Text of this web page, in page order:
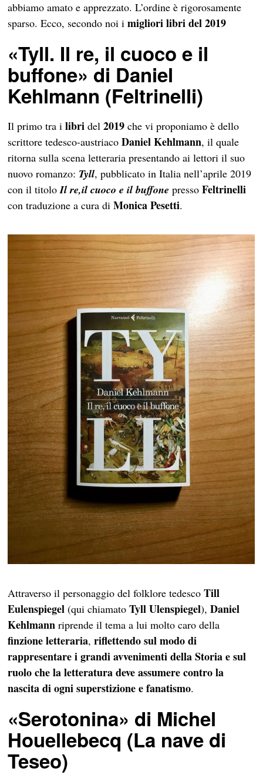
abbiamo amato e apprezzato. L’ordine è rigorosamente
sparso. Ecco, secondo noi imigliori libri del 2019
«Tyll. Il re, il cuoco e il
buffone» di Daniel
Kehlmann (Feltrinelli)
Il primo tra ilibri del2019 che vi proponiamo è dello
scrittore tedesco-austriacoDaniel Kehlmann, il quale
ritorna sulla scena letteraria presentando ai lettori il suo
nuovo romanzo: Tyll, pubblicato in Italia nell’aprile 2019
con il titoloIl re,il cuoco e il buffone pressoFeltrinelli
con traduzione a cura diMonica Pesetti.
Attraverso il personaggio del folklore tedescoTill
Eulenspiegel (qui chiamatoTyll Ulenspiegel),Daniel
Kehlmann riprende il tema a lui molto caro della
finzione letteraria,riflettendo sul modo di
rappresentare i grandi avvenimenti della Storia e sul
ruolo che la letteratura deve assumere contro la
nascita di ogni superstizione e fanatismo.
«Serotonina» di Michel
Houellebecq (La nave di
Teseo)